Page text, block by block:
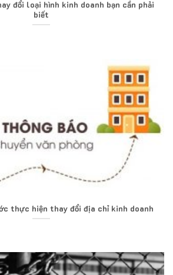
đổi loại hình kinh doanh bạn cần phải
biết
thực hiện thay đổi địa chỉ kinh doanh